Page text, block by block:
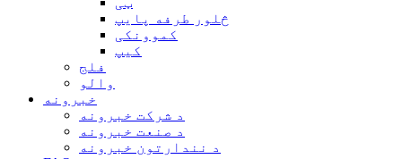
څلور طرفه پایپ
کموونکی
کیپ
فلج
والو
خبرونه
د شرکت خبرونه
د صنعت خبرونه
د نندارتون خبرونه